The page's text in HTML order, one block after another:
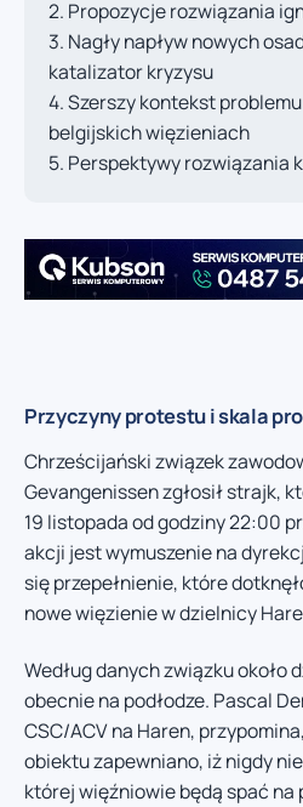
Propozycje rozwiązania
Nagły napływ nowych
katalizator kryzysu
Szerszy kontekst
belgijskich więzieniach
Perspektywy rozwiązania
Przyczyny protestu i skala
Chrześcijański związek
Gevangenissen zgłosił strajk,
19 listopada od godziny 22:00
akcji jest wymuszenie na
się przepełnienie, które
nowe więzienie w dzielnicy
Według danych związku około
obecnie na podłodze. Pascal
CSC/ACV na Haren,
obiektu zapewniano, iż nigdy
której więźniowie będą spać na